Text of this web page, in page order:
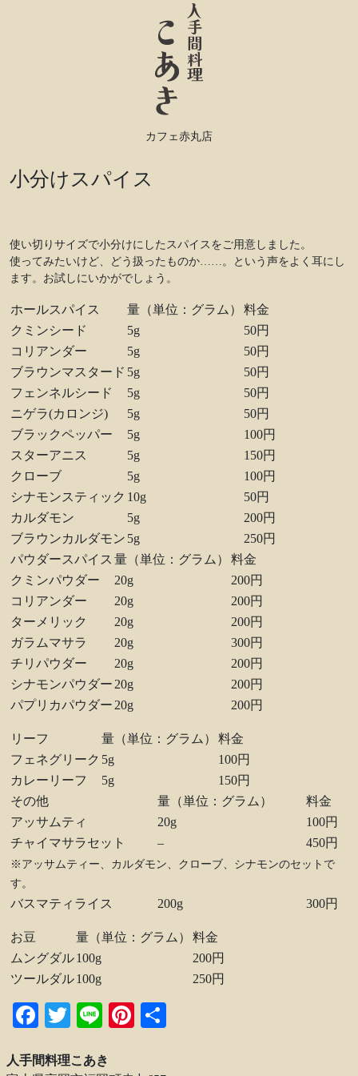
カフェ赤丸店
小分けスパイス
使い切りサイズで小分けにしたスパイスをご用意しました。
使ってみたいけど、どう扱ったものか……。という声をよく耳にし
ます。お試しにいかがでしょう。
ホールスパイス 量（単位：グラム）
料金
クミンシード
5g
50円
コリアンダー
5g
50円
ブラウンマスタード 5g
50円
フェンネルシード
5g
50円
ニゲラ(カロンジ)
5g
50円
ブラックペッパー
5g
100円
スターアニス
5g
150円
クローブ
5g
100円
シナモンスティック 10g
50円
カルダモン
5g
200円
ブラウンカルダモン 5g
250円
パウダースパイス 量（単位：グラム）
料金
クミンパウダー
20g
200円
コリアンダー
20g
200円
ターメリック
20g
200円
ガラムマサラ
20g
300円
チリパウダー
20g
200円
シナモンパウダー 20g
200円
パプリカパウダー 20g 200円
リーフ 量（単位：グラム）
料金
フェネグリーク 5g
100円
カレーリーフ
5g
150円
その他
量（単位：グラム）
料金
アッサムティ
20g
100円
チャイマサラセット
– 450円
※アッサムティー、カルダモン、クローブ、シナモンのセットで
す。
バスマティライス 200g 300円
お豆 量（単位：グラム）
料金
ムングダル100g
200円
ツールダル100g 250円
Facebook
TwitterLinePinterest
人手間料理こあき